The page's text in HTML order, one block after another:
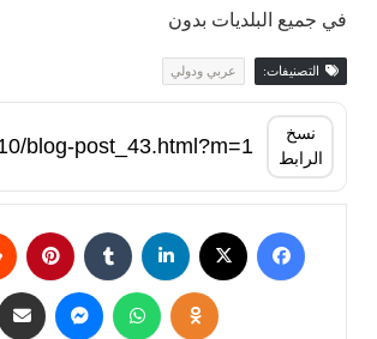
في جميع البلديات بدون
التصنيفات: عربي ودولي
نسخ
الرابط